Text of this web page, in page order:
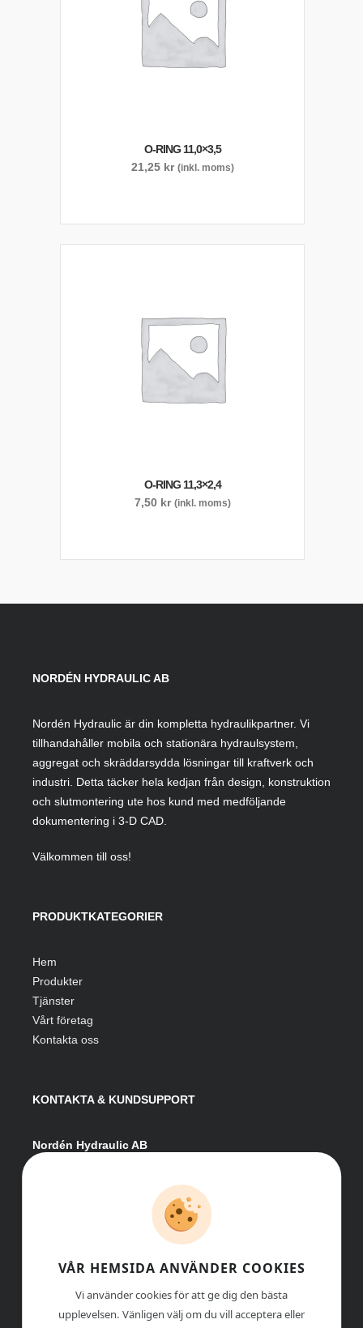
O-RING 11,0×3,5
21,25 kr (inkl. moms)
O-RING 11,3×2,4
7,50 kr (inkl. moms)
NORDÉN HYDRAULIC AB
Nordén Hydraulic är din kompletta hydraulikpartner. Vi
tillhandahåller mobila och stationära hydraulsystem,
aggregat och skräddarsydda lösningar till kraftverk och
industri. Detta täcker hela kedjan från design, konstruktion
och slutmontering ute hos kund med medföljande
dokumentering i 3-D CAD.
Välkommen till oss!
PRODUKTKATEGORIER
Hem
Produkter
Tjänster
Vårt företag
Kontakta oss
KONTAKTA & KUNDSUPPORT
Nordén Hydraulic AB
info@nordenhydraulic.se
Org-nr: 556531-8424
VÅR HEMSIDA ANVÄNDER COOKIES
Vi använder cookies för att ge dig den bästa
upplevelsen. Vänligen välj om du vill acceptera eller